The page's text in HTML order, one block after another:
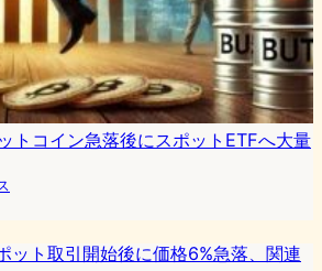
トコイン急落後にスポットETFへ大量
ット取引開始後に価格6%急落、関連